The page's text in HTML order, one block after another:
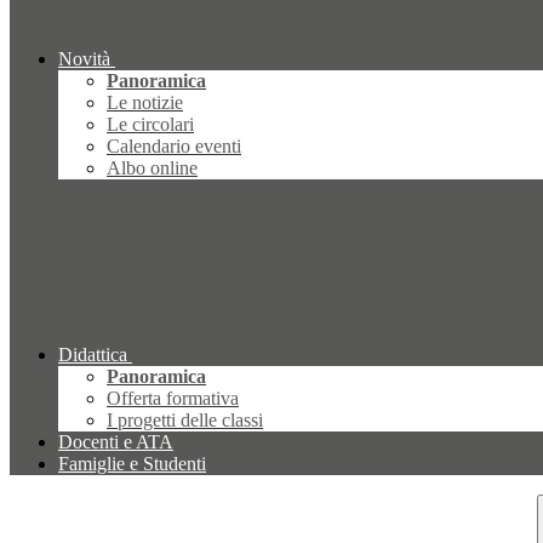
Novità
Panoramica
Le notizie
Le circolari
Calendario eventi
Albo online
Didattica
Panoramica
Offerta formativa
I progetti delle classi
Docenti e ATA
Famiglie e Studenti